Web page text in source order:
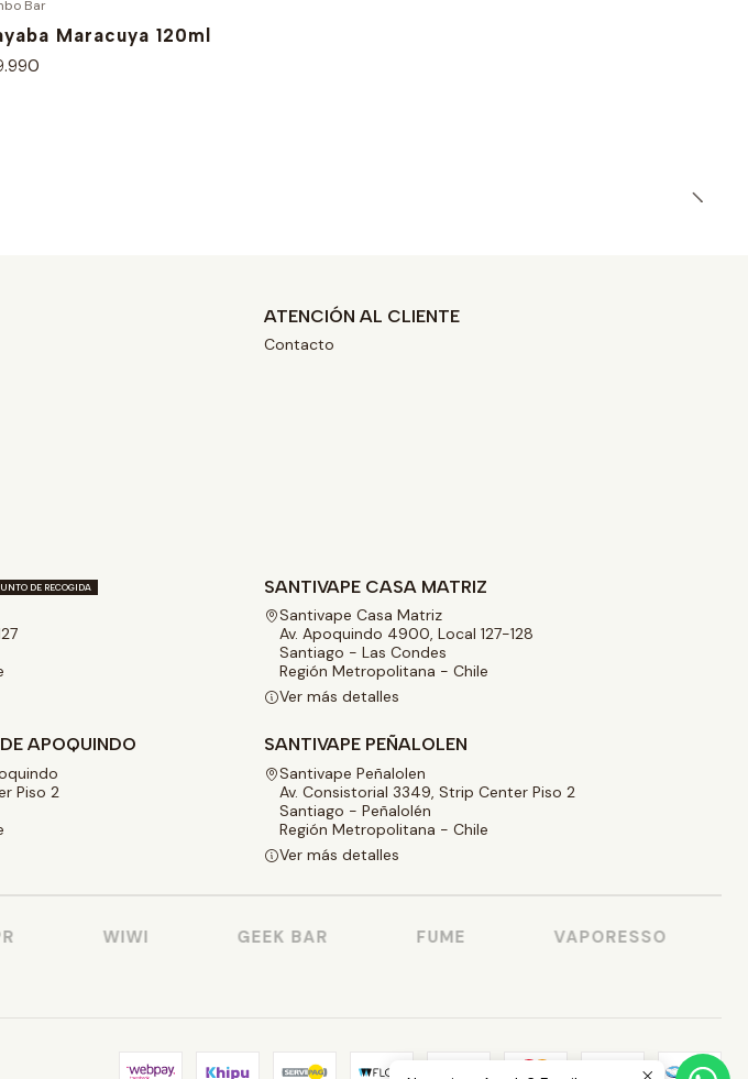
Bar
Maracuya 120ml
ATENCIÓN AL CLIENTE
Contacto
DE RECOGIDA SANTIVAPE CASA MATRIZ
Santivape Casa Matriz
Av. Apoquindo 4900, Local 127-128
Santiago - Las Condes
Región Metropolitana - Chile
Ver más detalles
APOQUINDO
Piso 2
SANTIVAPE PEÑALOLEN
Santivape Peñalolen
Av. Consistorial 3349, Strip Center Piso 2
Santiago - Peñalolén
Región Metropolitana - Chile
Ver más detalles
WIWI GEEK BAR FUME VAPORESSO